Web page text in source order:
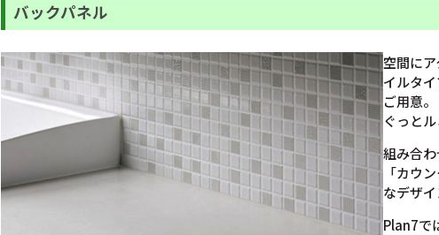
バックパネル
空間に
イルタ
ご用意。
ぐっと
組み合
「カウ
なデザ
Plan7で